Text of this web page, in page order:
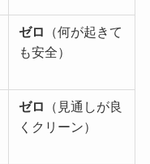
ゼロ
（何が起きて
も安全）
ゼロ
（見通しが良
くクリーン）